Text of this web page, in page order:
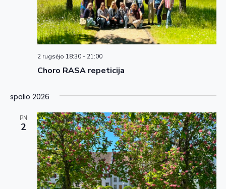
Choro RASA repeticija
2 rugsėjo 18:30- 21:00
spalio 2026
PN
2